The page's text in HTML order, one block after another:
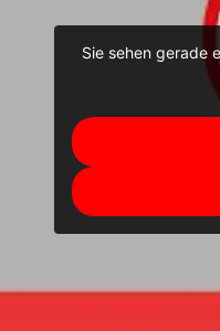
Sie sehen gerade